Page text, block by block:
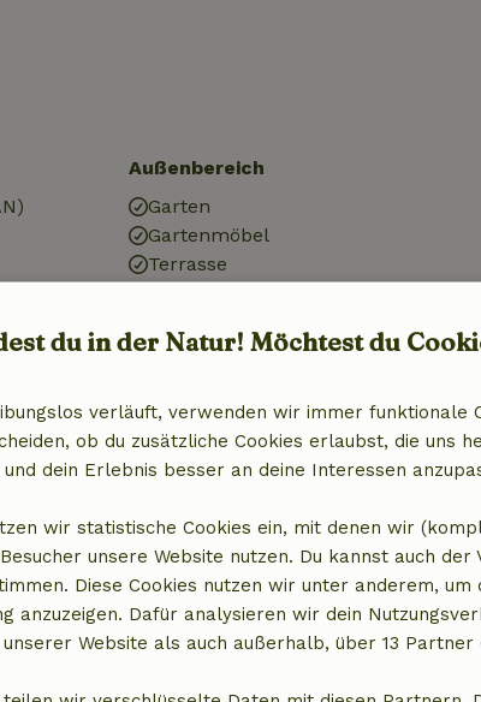
Außenbereich
Garten
Gartenmöbel
Terrasse
Badezimmer
Toilette
du in der Natur! Möchtest du
verläuft, verwenden wir immer funktionale
ob du zusätzliche Cookies erlaubst, die uns
dein Erlebnis besser an deine Interessen
wir statistische Cookies ein, mit denen wir
unsere Website nutzen. Du kannst auch der
Diese Cookies nutzen wir unter anderem, um
anzuzeigen. Dafür analysieren wir dein
Website als auch außerhalb, über 13 Partner